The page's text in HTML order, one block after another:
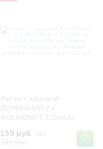
Миска с крышкой
ДОМАШНИЙ 2 л
(POLIMERBYT C35666)
159 руб. /шт
194 руб.